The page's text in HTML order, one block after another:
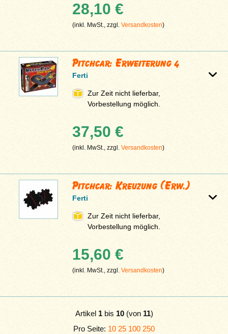
28,10 €
(inkl. MwSt., zzgl.Versandkosten)
Pitchcar: Erweiterung 4
Ferti
Zur Zeit nicht lieferbar,
Vorbestellung möglich.
37,50 €
(inkl. MwSt., zzgl.Versandkosten)
Pitchcar: Kreuzung (Erw.)
Ferti
Zur Zeit nicht lieferbar,
Vorbestellung möglich.
15,60 €
(inkl. MwSt., zzgl.Versandkosten)
Artikel 1bis 10(von 11)
Pro Seite: 10 25 100 250